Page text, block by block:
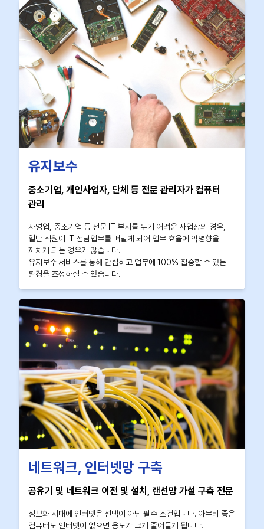
유지보수
중소기업, 개인사업자, 단체 등 전문 관리자가 컴퓨터
관리
자영업, 중소기업 등 전문 IT 부서를 두기 어려운 사업장의 경우,
일반 직원이 IT 전담업무를 떠맡게 되어 업무 효율에 악영향을
끼치게 되는 경우가 많습니다.
유지보수 서비스를 통해 안심하고 업무에 100% 집중할 수 있는
환경을 조성하실 수 있습니다.
네트워크, 인터넷망 구축
공유기 및 네트워크 이전 및 설치, 랜선망 가설 구축 전문
정보화 시대에 인터넷은 선택이 아닌 필수 조건입니다. 아무리 좋은
컴퓨터도 인터넷이 없으면 용도가 크게 줄어들게 됩니다.